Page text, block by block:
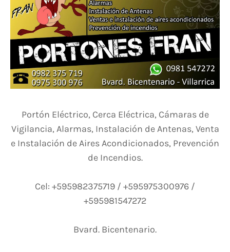
Portón Eléctrico, Cerca Eléctrica, Cámaras de
Vigilancia, Alarmas, Instalación de Antenas, Venta
e Instalación de Aires Acondicionados, Prevención
de Incendios.
Cel: +595982375719 / +595975300976 /
+595981547272
Bvard. Bicentenario.